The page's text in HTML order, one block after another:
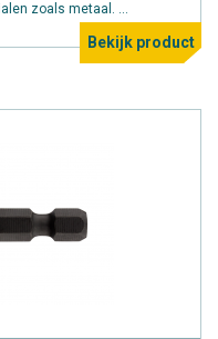
zoals metaal. ...
Bekijk product